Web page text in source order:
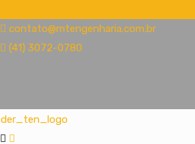
contato@mtengenharia.com.br
(41) 3072-0780